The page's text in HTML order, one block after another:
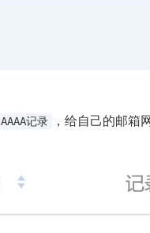
AAAA记录 ，给自己的邮箱